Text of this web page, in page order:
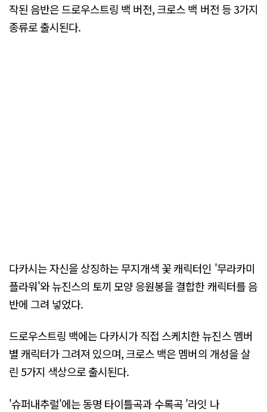
작된 음반은 드로우스트링 백 버전, 크로스 백 버전 등 3가지
종류로 출시된다.
다카시는 자신을 상징하는 무지개색 꽃 캐릭터인 '무라카미
플라워'와 뉴진스의 토끼 모양 응원봉을 결합한 캐릭터를 음
반에 그려 넣었다.
드로우스트링 백에는 다카시가 직접 스케치한 뉴진스 멤버
별 캐릭터가 그려져 있으며, 크로스 백은 멤버의 개성을 살
린 5가지 색상으로 출시된다.
'슈퍼내추럴'에는 동명 타이틀곡과 수록곡 '라잇 나